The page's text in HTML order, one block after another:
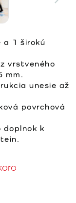
a 1 širokú
vrstveného
mm.
unesie až
povrchová
doplnok k